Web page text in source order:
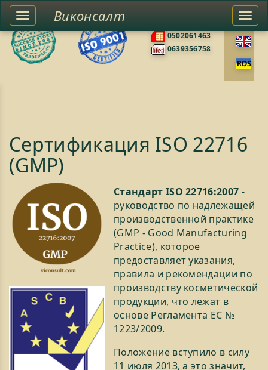
0502061463
0639356758
Toggle
left
sidebar
Виконсалт
Сертификация ISO 22716
(GMP)
Стандарт ISO 22716:2007 -
руководство по надлежащей
производственной практике
(GMP - Good Manufacturing
Practice), которое
предоставляет указания,
правила и рекомендации по
производству косметической
продукции, что лежат в
основе Регламента ЕС №
1223/2009.
Положение вступило в силу
11 июля 2013, а это значит,